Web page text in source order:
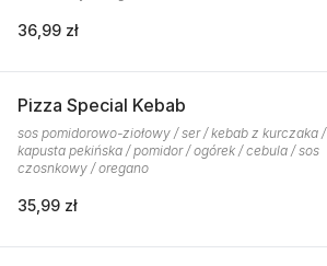
36,99 zł
Pizza Special Kebab
sos pomidorowo-ziołowy / ser / kebab z kurczaka /
kapusta pekińska / pomidor / ogórek / cebula / sos
czosnkowy / oregano
35,99 zł